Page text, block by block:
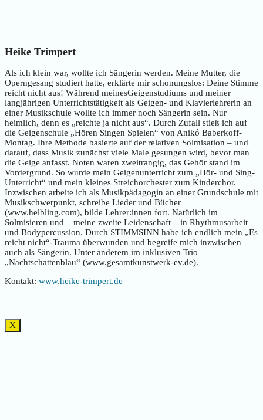
Heike Trimpert
Als ich klein war, wollte ich Sängerin werden. Meine Mutter, die
Operngesang studiert hatte, erklärte mir schonungslos: Deine Stimme
reicht nicht aus! Während meinesGeigenstudiums und meiner
langjährigen Unterrichtstätigkeit als Geigen- und Klavierlehrerin an
einer Musikschule wollte ich immer noch Sängerin sein. Nur
heimlich, denn es „reichte ja nicht aus“. Durch Zufall stieß ich auf
die Geigenschule „Hören Singen Spielen“ von Anikó Baberkoff-
Montag. Ihre Methode basierte auf der relativen Solmisation – und
darauf, dass Musik zunächst viele Male gesungen wird, bevor man
die Geige anfasst. Noten waren zweitrangig, das Gehör stand im
Vordergrund. So wurde mein Geigenunterricht zum „Hör- und Sing-
Unterricht“ und mein kleines Streichorchester zum Kinderchor.
Inzwischen arbeite ich als Musikpädagogin an einer Grundschule mit
Musikschwerpunkt, schreibe Lieder und Bücher
(www.helbling.com), bilde Lehrer:innen fort. Natürlich im
Solmisieren und – meine zweite Leidenschaft – in Rhythmusarbeit
und Bodypercussion. Durch STIMMSINN habe ich endlich mein „Es
reicht nicht“-Trauma überwunden und begreife mich inzwischen
auch als Sängerin. Unter anderem im inklusiven Trio
„Nachtschattenblau“ (www.gesamtkunstwerk-ev.de).
Kontakt: www.heike-trimpert.de
X